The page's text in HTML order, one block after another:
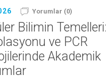
Yorumlar (0)
Bilimin
ve PCR
Akademik